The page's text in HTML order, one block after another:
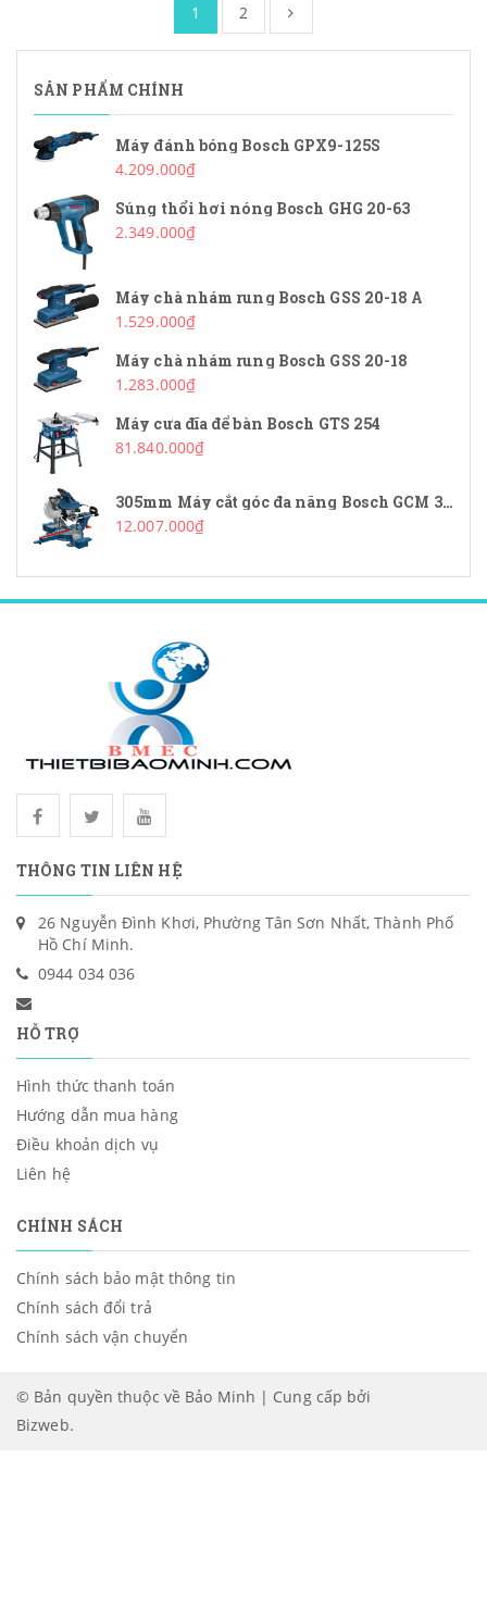
1 2
SẢN PHẨM CHÍNH
Máy đánh bóng Bosch GPX9-125S
4.209.000₫
Súng thổi hơi nóng Bosch GHG 20-63
2.349.000₫
Máy chà nhám rung Bosch GSS 20-18 A
1.529.000₫
Máy chà nhám rung Bosch GSS 20-18
1.283.000₫
Máy cưa đĩa để bàn Bosch GTS 254
81.840.000₫
305mm Máy cắt góc đa năng Bosch GCM 340-305D
12.007.000₫
THÔNG TIN LIÊN HỆ
26 Nguyễn Đình Khơi, Phường Tân Sơn Nhất, Thành Phố
Hồ Chí Minh.
0944 034 036
HỖ TRỢ
Hình thức thanh toán
Hướng dẫn mua hàng
Điều khoản dịch vụ
Liên hệ
CHÍNH SÁCH
Chính sách bảo mật thông tin
Chính sách đổi trả
Chính sách vận chuyển
© Bản quyền thuộc về Bảo Minh | Cung cấp bởi
Bizweb.